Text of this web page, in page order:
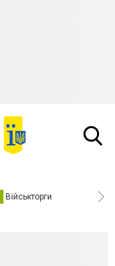
Військторги